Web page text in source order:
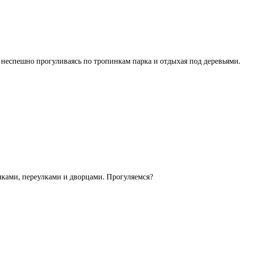
прогуливаясь по тропинкам парка и отдыхая под деревьями.
переулками и дворцами. Прогуляемся?